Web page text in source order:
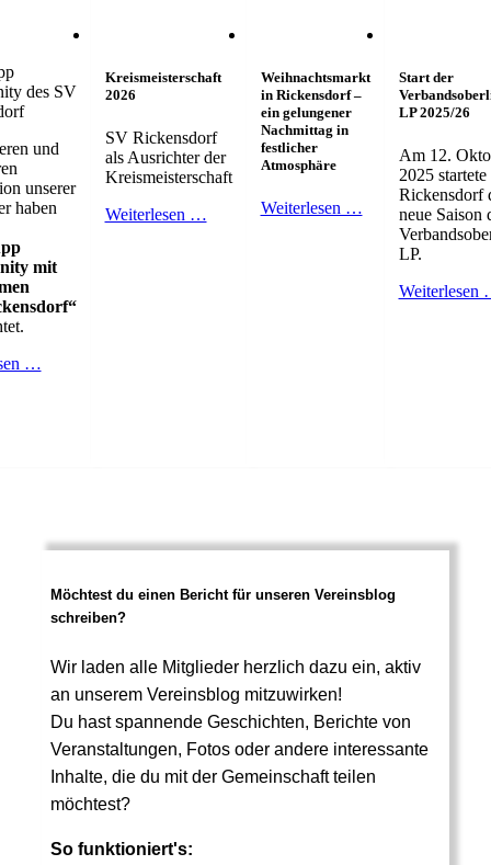
des SV
und
unserer
haben
mit
…
Kreismeisterschaft
2026
SV Rickensdorf
als Ausrichter der
Kreismeisterschaft
Weiterlesen …
Weihnachtsmarkt
in Rickensdorf –
ein gelungener
Nachmittag in
festlicher
Atmosphäre
Weiterlesen …
Start der
LP 2025/26
Am 12.
2025 startete
Rickensdorf
neue Saison
LP.
Weiterlesen
Möchtest du einen Bericht für unseren Vereinsblog
schreiben?
Wir laden alle Mitglieder herzlich dazu ein, aktiv
an unserem Vereinsblog mitzuwirken!
Du hast spannende Geschichten, Berichte von
Veranstaltungen, Fotos oder andere interessante
Inhalte, die du mit der Gemeinschaft teilen
möchtest?
So funktioniert's: